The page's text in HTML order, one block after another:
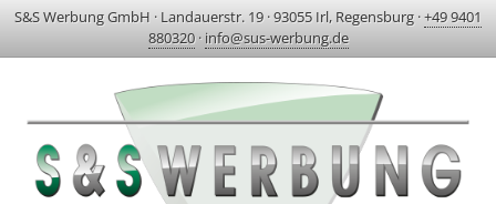
S&S Werbung GmbH · Landauerstr. 19 ·93055 Irl, Regensburg ·+49 9401
880320· info@sus-werbung.de